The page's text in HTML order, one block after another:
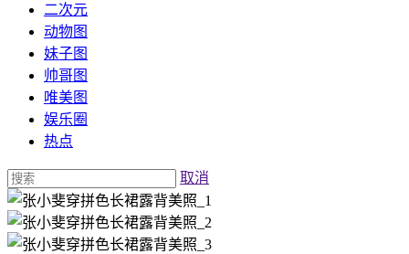
二次元
动物图
妹子图
帅哥图
唯美图
娱乐圈
热点
取消